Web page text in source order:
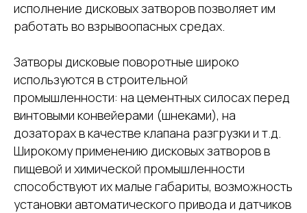
исполнение дисковых затворов позволяет им
работать во взрывоопасных средах.
Затворы дисковые поворотные широко
используются в строительной
промышленности: на цементных силосах перед
винтовыми конвейерами (шнеками), на
дозаторах в качестве клапана разгрузки и т.д.
Широкому применению дисковых затворов в
пищевой и химической промышленности
способствуют их малые габариты, возможность
установки автоматического привода и датчиков